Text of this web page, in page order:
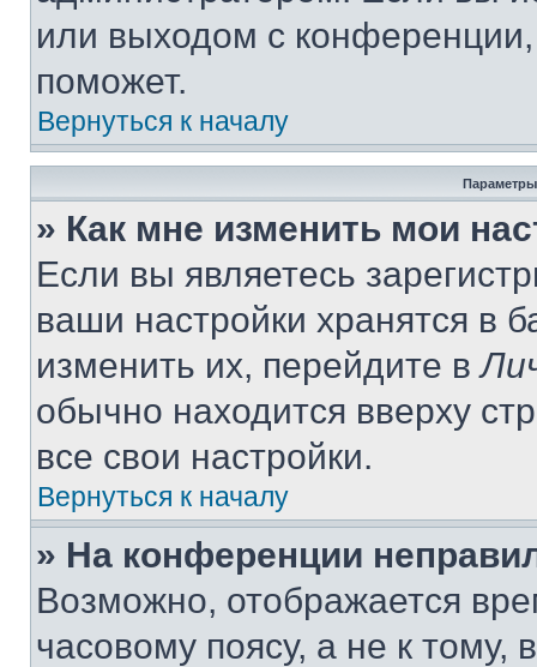
или выходом с
поможет.
Вернуться к началу
Параметры
» Как мне изменить мои
Если вы являетесь
ваши настройки хранятся в
изменить их, перейдите в
обычно находится вверху
все свои настройки.
Вернуться к началу
» На конференции
Возможно, отображается
часовому поясу, а не к тому,